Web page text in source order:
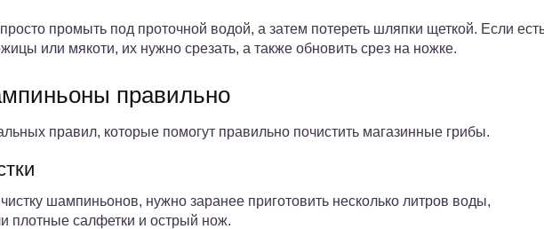
промыть под проточной водой, а затем потереть шляпки щеткой. Если
или мякоти, их нужно срезать, а также обновить срез на ножке.
правильно
правил, которые помогут правильно почистить магазинные грибы.
шампиньонов, нужно заранее приготовить несколько литров воды,
плотные салфетки и острый нож.